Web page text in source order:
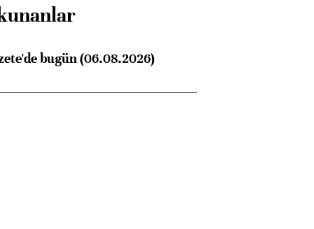
bugün (06.08.2026)